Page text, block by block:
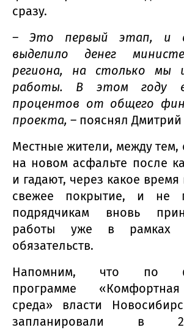
сразу.
– Это первый этап, и
выделило денег
региона, на столько мы
работы. В этом году
процентов от общего
проекта, – пояснял
Местные жители, между тем,
на новом асфальте после
и гадают, через какое
свежее покрытие, и не
подрядчикам вновь
работы уже в рамках
обязательств.
Напомним, что по
программе
среда» власти
запланировали в